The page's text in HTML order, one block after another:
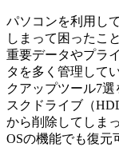
パソコンを利用し
しまって困ったこ
重要データやプラ
タを多く管理して
クアップツール7
スクドライブ（
から削除してしま
OSの機能でも復元